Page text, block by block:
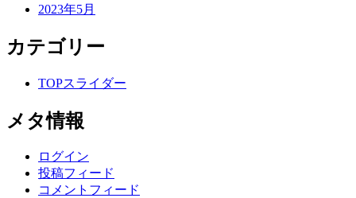
2023年5月
カテゴリー
TOPスライダー
メタ情報
ログイン
投稿フィード
コメントフィード